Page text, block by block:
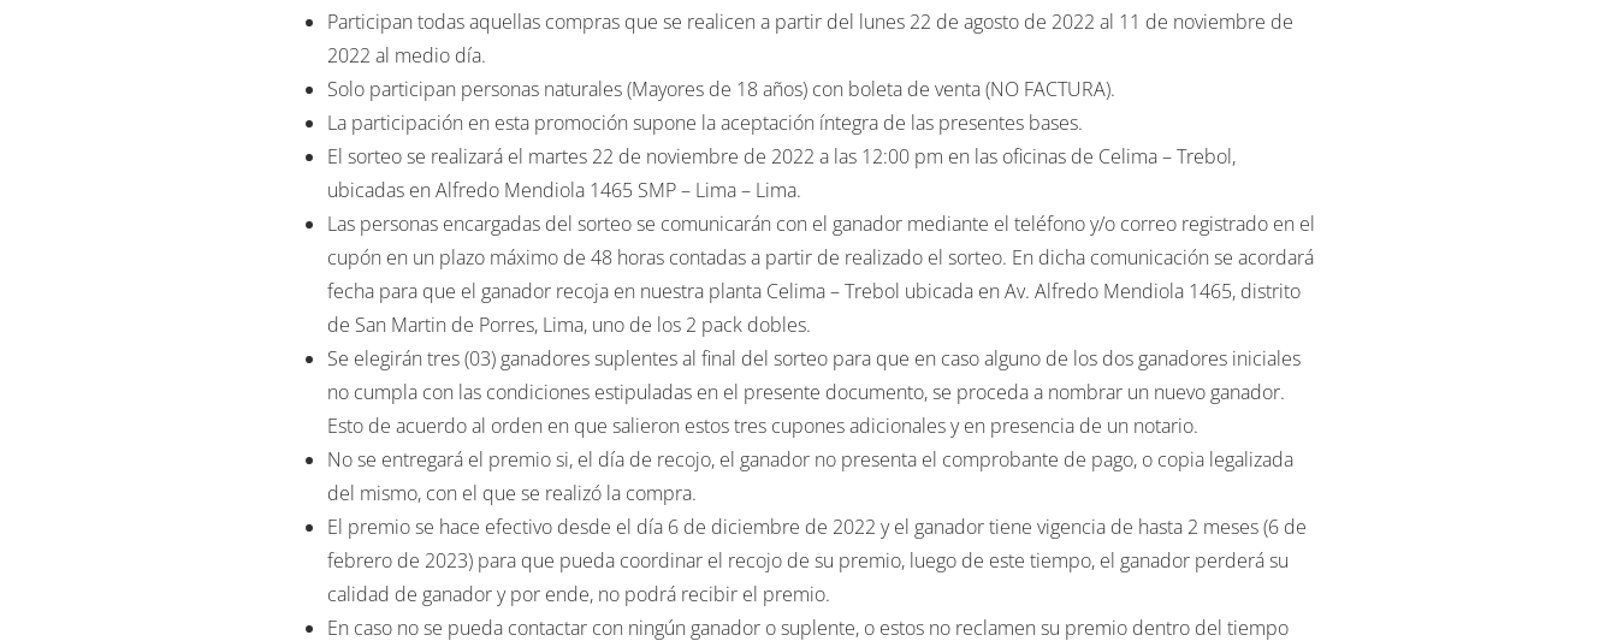
2022 al medio día.
Solo participan personas naturales (Mayores de 18 años) con boleta de venta (NO FACTURA).
La participación en esta promoción supone la aceptación íntegra de las presentes bases.
El sorteo se realizará el martes 22 de noviembre de 2022 a las 12:00 pm en las oficinas de Celima – Trebol,
ubicadas en Alfredo Mendiola 1465 SMP – Lima – Lima.
Las personas encargadas del sorteo se comunicarán con el ganador mediante el teléfono y/o correo registrado en el
cupón en un plazo máximo de 48 horas contadas a partir de realizado el sorteo. En dicha comunicación se acordará
fecha para que el ganador recoja en nuestra planta Celima – Trebol ubicada en Av. Alfredo Mendiola 1465, distrito
de San Martin de Porres, Lima, uno de los 2 pack dobles.
Se elegirán tres (03) ganadores suplentes al final del sorteo para que en caso alguno de los dos ganadores iniciales
no cumpla con las condiciones estipuladas en el presente documento, se proceda a nombrar un nuevo ganador.
Esto de acuerdo al orden en que salieron estos tres cupones adicionales y en presencia de un notario.
No se entregará el premio si, el día de recojo, el ganador no presenta el comprobante de pago, o copia legalizada
del mismo, con el que se realizó la compra.
El premio se hace efectivo desde el día 6 de diciembre de 2022 y el ganador tiene vigencia de hasta 2 meses (6 de
febrero de 2023) para que pueda coordinar el recojo de su premio, luego de este tiempo, el ganador perderá su
calidad de ganador y por ende, no podrá recibir el premio.
En caso no se pueda contactar con ningún ganador o suplente, o estos no reclamen su premio dentro del tiempo
estipulado, el premio quedará a disposición de Cerámica Lima S.A